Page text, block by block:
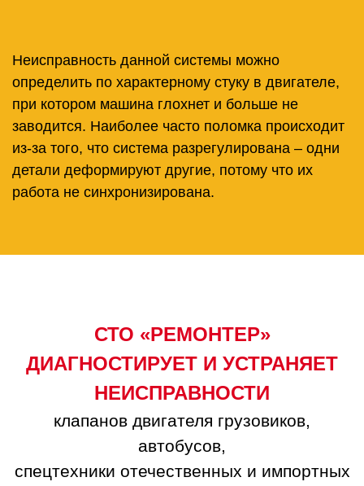
Неисправность данной системы можно
определить по характерному стуку в двигателе,
при котором машина глохнет и больше не
заводится. Наиболее часто поломка происходит
из-за того, что система разрегулирована – одни
детали деформируют другие, потому что их
работа не синхронизирована.
СТО «РЕМОНТЕР»
ДИАГНОСТИРУЕТ И УСТРАНЯЕТ
НЕИСПРАВНОСТИ
клапанов двигателя грузовиков,
автобусов,
спецтехники отечественных и импортных